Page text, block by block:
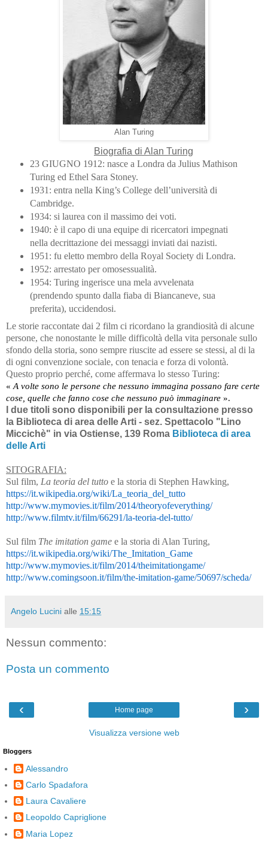
Alan Turing
Biografia di Alan Turing
23 GIUGNO 1912: nasce a Londra da Julius Mathison
Turing ed Ethel Sara Stoney.
1931: entra nella King’s College dell’università di
Cambridge.
1934: si laurea con il massimo dei voti.
1940: è il capo di una equipe di ricercatori impegnati
nella decrittazione dei messaggi inviati dai nazisti.
1951: fu eletto membro della Royal Society di Londra.
1952: arrestato per omosessualità.
1954: Turing ingerisce una mela avvelenata
(prendendo spunto dalla fiaba di Biancaneve, sua
preferita), uccidendosi.
Le storie raccontate dai 2 film ci ricordano la grandiosità di alcune
persone, che nonostante le mille difficoltà della vita personale sullo
sfondo della storia, sono sempre riuscite ad essere se stessi, al di la
di ogni convenzione sociale, con tenacia e forza di volontà.
Questo proprio perché, come affermava lo stesso Turing:
« A volte sono le persone che nessuno immagina possano fare certe
cose, quelle che fanno cose che nessuno può immaginare ».
I due titoli sono disponibili per la consultazione presso
la Biblioteca di area delle Arti - sez. Spettacolo "Lino
Miccichè" in via Ostiense, 139 Roma Biblioteca di area
delle Arti
SITOGRAFIA:
Sul film, La teoria del tutto e la storia di Stephen Hawking,
https://it.wikipedia.org/wiki/La_teoria_del_tutto
http://www.mymovies.it/film/2014/theoryofeverything/
http://www.filmtv.it/film/66291/la-teoria-del-tutto/
Sul film The imitation game e la storia di Alan Turing,
https://it.wikipedia.org/wiki/The_Imitation_Game
http://www.mymovies.it/film/2014/theimitationgame/
http://www.comingsoon.it/film/the-imitation-game/50697/scheda/
Angelo Lucini alle 15:15
Nessun commento:
Posta un commento
‹ ›
Home page
Visualizza versione web
Bloggers
Alessandro
Carlo Spadafora
Laura Cavaliere
Leopoldo Capriglione
Maria Lopez